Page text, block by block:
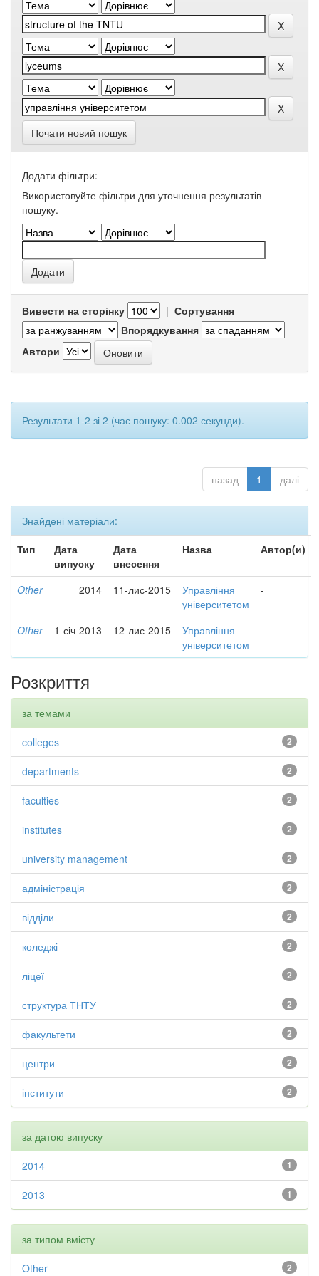
Почати новий пошук
Додати фільтри:
Використовуйте фільтри для уточнення результатів
пошуку.
Вивести на сторінку | Сортування
Впорядкування
Автори
Результати 1-2 зі 2 (час пошуку: 0.002 секунди).
назад 1 далі
Знайдені матеріали:
Тип
Дата
випуску
Дата
внесення
Назва Автор(и)
Other 2014 11-лис-2015
Управління
університетом
-
Other 1-січ-2013 12-лис-2015
Управління
університетом
-
Розкриття
за темами
2
colleges
2
departments
2
faculties
2
institutes
2
university management
2
адміністрація
2
відділи
2
коледжі
2
ліцеї
2
структура ТНТУ
2
факультети
2
центри
2
інститути
за датою випуску
1
2014
1
2013
за типом вмісту
2
Other